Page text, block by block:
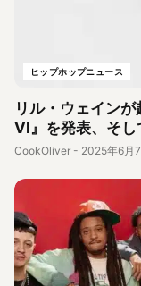
ヒップホップニュース
リル・ウェイン
VI』を発表、そ
CookOliver - 2025年6月